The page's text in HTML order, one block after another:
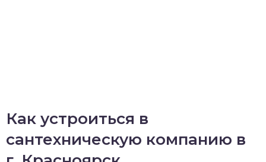
Как устроиться в
сантехническую компанию в